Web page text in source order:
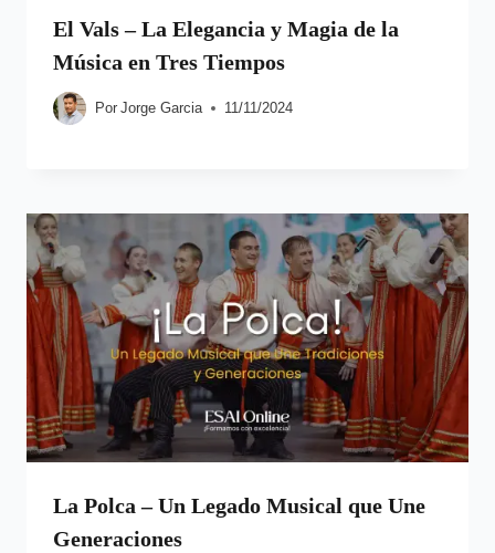
El Vals – La Elegancia y Magia de la
Música en Tres Tiempos
Por Jorge Garcia 11/11/2024
La Polca – Un Legado Musical que Une
Generaciones